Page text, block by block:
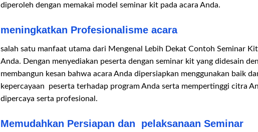
diperoleh dengan memakai model seminar kit pada acara Anda.
meningkatkan Profesionalisme acara
salah satu manfaat utama dari Mengenal Lebih Dekat Contoh Seminar
Anda. Dengan menyediakan peserta dengan seminar kit yang didesain
membangun kesan bahwa acara Anda dipersiapkan menggunakan baik
kepercayaan peserta terhadap program Anda serta mempertinggi citra
dipercaya serta profesional.
Memudahkan Persiapan dan pelaksanaan Seminar